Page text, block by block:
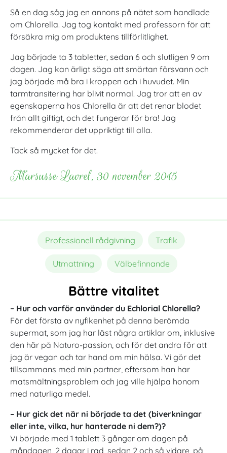
Så en dag såg jag en annons på nätet som handlade
om Chlorella. Jag tog kontakt med professorn för att
försäkra mig om produktens tillförlitlighet.
Jag började ta 3 tabletter, sedan 6 och slutligen 9 om
dagen. Jag kan ärligt säga att smärtan försvann och
jag började må bra i kroppen och i huvudet. Min
tarmtransitering har blivit normal. Jag tror att en av
egenskaperna hos Chlorella är att det renar blodet
från allt giftigt, och det fungerar för bra! Jag
rekommenderar det uppriktigt till alla.
Tack så mycket för det.
Marsusse Lavrel, 30 november 2015
Professionell rådgivning Trafik
Utmattning Välbefinnande
Bättre vitalitet
– Hur och varför använder du Echlorial Chlorella?
För det första av nyfikenhet på denna berömda
supermat, som jag har läst några artiklar om, inklusive
den här på Naturo-passion, och för det andra för att
jag är vegan och tar hand om min hälsa. Vi gör det
tillsammans med min partner, eftersom han har
matsmältningsproblem och jag ville hjälpa honom
med naturliga medel.
– Hur gick det när ni började ta det (biverkningar
eller inte, vilka, hur hanterade ni dem?)?
Vi började med 1 tablett 3 gånger om dagen på
måndagen, 2 dagar i rad, sedan 2 och så vidare, på